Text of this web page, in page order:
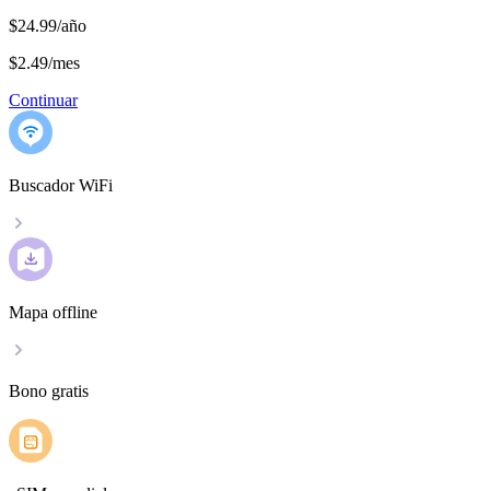
$24.99/año
$2.49/mes
Continuar
Buscador WiFi
Mapa offline
Bono gratis